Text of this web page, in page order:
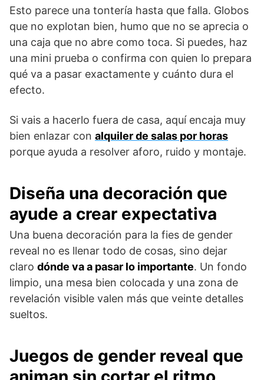
Esto parece una tontería hasta que falla. Globos
que no explotan bien, humo que no se aprecia o
una caja que no abre como toca. Si puedes, haz
una mini prueba o confirma con quien lo prepara
qué va a pasar exactamente y cuánto dura el
efecto.
Si vais a hacerlo fuera de casa, aquí encaja muy
bien enlazar con alquiler de salas por horas
porque ayuda a resolver aforo, ruido y montaje.
Diseña una decoración que
ayude a crear expectativa
Una buena decoración para la fies de gender
reveal no es llenar todo de cosas, sino dejar
claro dónde va a pasar lo importante. Un fondo
limpio, una mesa bien colocada y una zona de
revelación visible valen más que veinte detalles
sueltos.
Juegos de gender reveal que